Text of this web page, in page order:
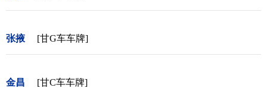
张掖 [甘G车车牌]
金昌 [甘C车车牌]